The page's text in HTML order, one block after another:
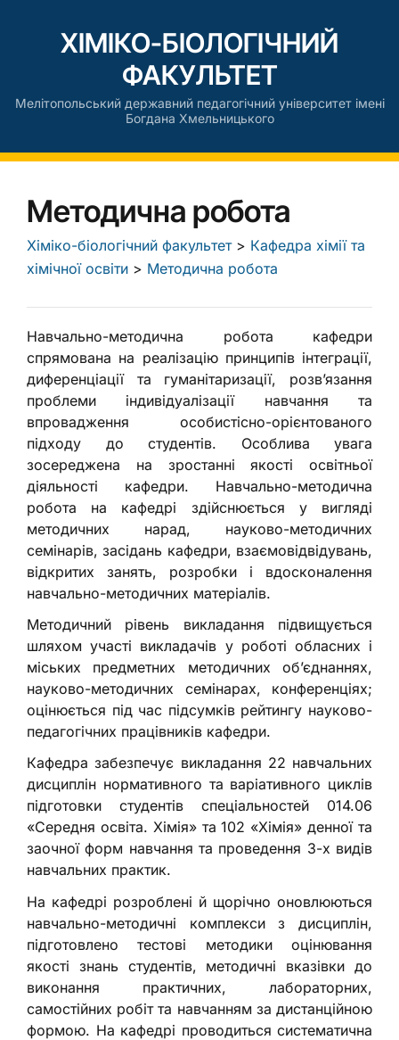
ХІМІКО-БІОЛОГІЧНИЙ
ФАКУЛЬТЕТ
Мелітопольський державний педагогічний університет імені
Богдана Хмельницького
Методична робота
Хіміко-біологічний факультет> Кафедра хімії та
хімічної освіти > Методична робота
Навчально-методична робота кафедри
спрямована на реалізацію принципів інтеграції,
диференціації та гуманітаризації, розв’язання
проблеми індивідуалізації навчання та
впровадження особистісно-орієнтованого
підходу до студентів. Особлива увага
зосереджена на зростанні якості освітньої
діяльності кафедри. Навчально-методична
робота на кафедрі здійснюється у вигляді
методичних нарад, науково-методичних
семінарів, засідань кафедри, взаємовідвідувань,
відкритих занять, розробки і вдосконалення
навчально-методичних матеріалів.
Методичний рівень викладання підвищується
шляхом участі викладачів у роботі обласних і
міських предметних методичних об’єднаннях,
науково-методичних семінарах, конференціях;
оцінюється під час підсумків рейтингу науково-
педагогічних працівників кафедри.
Кафедра забезпечує викладання 22 навчальних
дисциплін нормативного та варіативного циклів
підготовки студентів спеціальностей 014.06
«Середня освіта. Хімія» та 102 «Хімія» денної та
заочної форм навчання та проведення 3-х видів
навчальних практик.
На кафедрі розроблені й щорічно оновлюються
навчально-методичні комплекси з дисциплін,
підготовлено тестові методики оцінювання
якості знань студентів, методичні вказівки до
виконання практичних, лабораторних,
самостійних робіт та навчанням за дистанційною
формою. На кафедрі проводиться систематична